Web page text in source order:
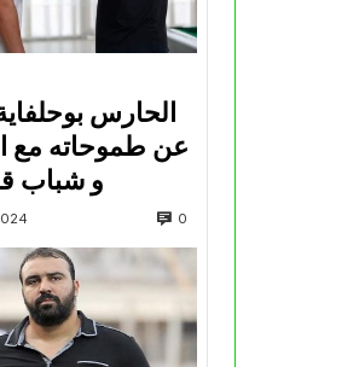
الحارس
عن طموحاته مع
و شباب
0